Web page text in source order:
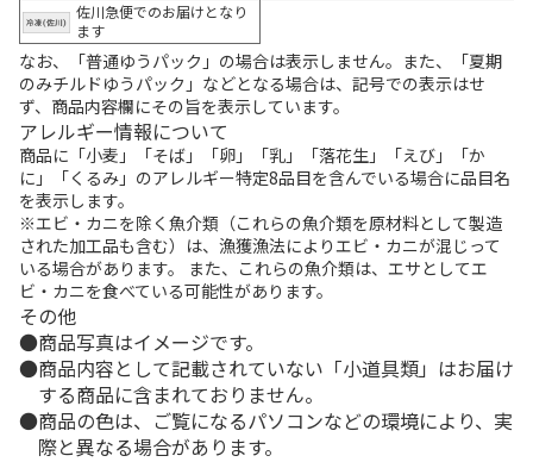
佐川急便でのお届けとなり
ます
なお、「普通ゆうパック」の場合は表示しません。また、「夏期
のみチルドゆうパック」などとなる場合は、記号での表示はせ
ず、商品内容欄にその旨を表示しています。
アレルギー情報について
商品に「小麦」「そば」「卵」「乳」「落花生」「えび」「か
に」「くるみ」のアレルギー特定8品目を含んでいる場合に品目名
を表示します。
※エビ・カニを除く魚介類（これらの魚介類を原材料として製造
された加工品も含む）は、漁獲漁法によりエビ・カニが混じって
いる場合があります。 また、これらの魚介類は、エサとしてエ
ビ・カニを食べている可能性があります。
その他
商品写真はイメージです。
商品内容として記載されていない「小道具類」はお届け
する商品に含まれておりません。
商品の色は、ご覧になるパソコンなどの環境により、実
際と異なる場合があります。